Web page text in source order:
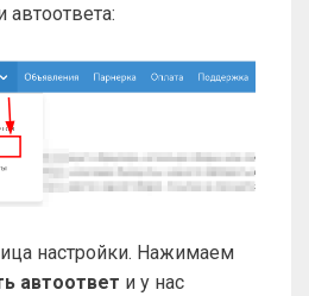
автоответа:
настройки. Нажимаем
автоответ и у нас